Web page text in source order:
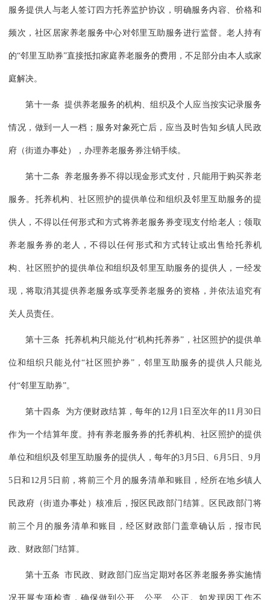
服务提供人与老人签订四方托养监护协议，明确服务内容、价格和
频次，社区居家养老服务中心对邻里互助服务进行监督。老人持有
的“邻里互助券”直接抵扣家庭养老服务的费用，不足部分由本人或家
庭解决。
第十一条 提供养老服务的机构、组织及个人应当按实记录服务
情况，做到一人一档；服务对象死亡后，应当及时告知乡镇人民政
府（街道办事处），办理养老服务券注销手续。
第十二条 养老服务券不得以现金形式支付，只能用于购买养老
服务。托养机构、社区照护的提供单位和组织及邻里互助服务的提
供人，不得以任何形式和方式将养老服务券变现支付给老人；领取
养老服务券的老人，不得以任何形式和方式转让或出售给托养机
构、社区照护的提供单位和组织及邻里互助服务的提供人，一经发
现，将取消其提供养老服务或享受养老服务的资格，并依法追究有
关人员责任。
第十三条 托养机构只能兑付“机构托养券”，社区照护的提供单
位和组织只能兑付“社区照护券”，邻里互助服务的提供人只能兑
付“邻里互助券”。
第十四条 为方便财政结算，每年的12月1日至次年的11月30日
作为一个结算年度。持有养老服务券的托养机构、社区照护的提供
单位和组织及邻里互助服务的提供人，每年的3月5日、6月5日、9月
5日和12月5日前，将前三个月的服务清单和账目，经所在地乡镇人
民政府（街道办事处）核准后，报区民政部门结算。区民政部门将
前三个月的服务清单和账目，经区财政部门盖章确认后，报市民
政、财政部门结算。
第十五条 市民政、财政部门应当定期对各区养老服务券实施情
况开展专项检查，确保做到公开、公平、公正。如发现因工作不